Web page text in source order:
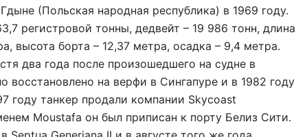
(Польская народная республика) в 1969 году.
регистровой тонны, дедвейт – 19 986 тонн, длина
высота борта – 12,37 метра, осадка – 9,4 метра.
два года после произошедшего на судне в
восстановлено на верфи в Сингапуре и в 1982 году
году танкер продали компании Skycoast
Moustafa он был приписан к порту Белиз Сити.